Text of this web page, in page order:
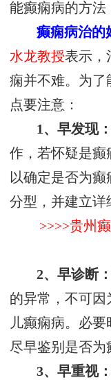
能癫痫病的方法
癫痫病治的
水龙教授表示，
痫并不难。为了
点要注意：
1、早发现
作，若怀疑是癫
以确定是否为
分型，并建立详
>>>>贵州
2、早诊断
的异常，不可
儿癫痫病。必
尽早鉴别是否为
3、早重视